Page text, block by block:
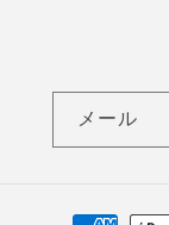
メール
決